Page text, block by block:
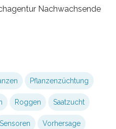
Nachwachsende
Pflanzenzüchtung
Roggen Saatzucht
Sensoren Vorhersage